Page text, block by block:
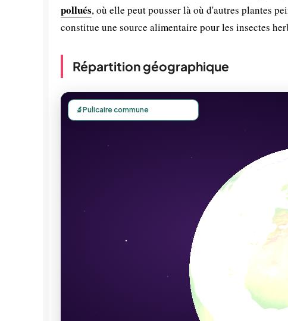
pollués, où elle peut pousser là où d'autres plantes
constitue une source alimentaire pour les insectes
Répartition géographique